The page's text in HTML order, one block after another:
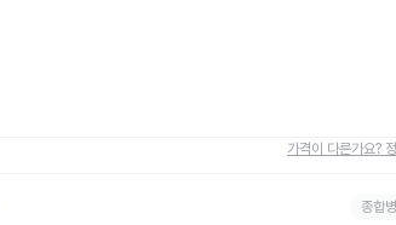
가격이 다른가요?
종합